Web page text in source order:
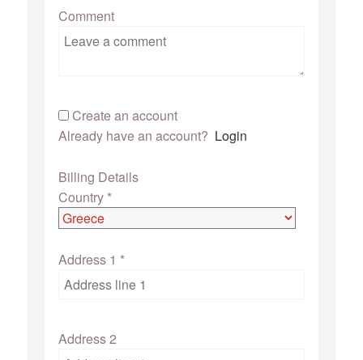
Comment
Create an account
Already have an account? Login
Billing Details
Country *
Address 1 *
Address 2